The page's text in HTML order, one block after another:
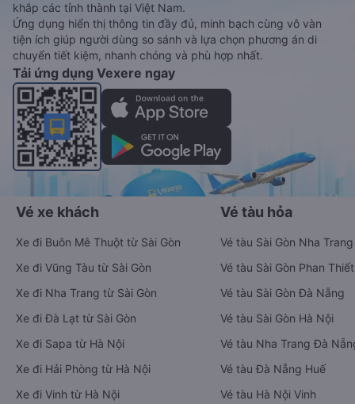
khắp các tỉnh thành tại Việt Nam.
Ứng dụng hiển thị thông tin đầy đủ, minh bạch cùng vô vàn
tiện ích giúp người dùng so sánh và lựa chọn phương án di
chuyển tiết kiệm, nhanh chóng và phù hợp nhất.
Tải ứng dụng Vexere ngay
Vé xe khách
Xe đi Buôn Mê Thuột từ Sài Gòn
Xe đi Vũng Tàu từ Sài Gòn
Xe đi Nha Trang từ Sài Gòn
Xe đi Đà Lạt từ Sài Gòn
Xe đi Sapa từ Hà Nội
Xe đi Hải Phòng từ Hà Nội
Xe đi Vinh từ Hà Nội
Vé tàu hỏa
Vé tàu Sài Gòn Nha Trang
Vé tàu Sài Gòn Phan Thiết
Vé tàu Sài Gòn Đà Nẵng
Vé tàu Sài Gòn Hà Nội
Vé tàu Nha Trang Đà
Vé tàu Đà Nẵng Huế
Vé tàu Hà Nội Vinh